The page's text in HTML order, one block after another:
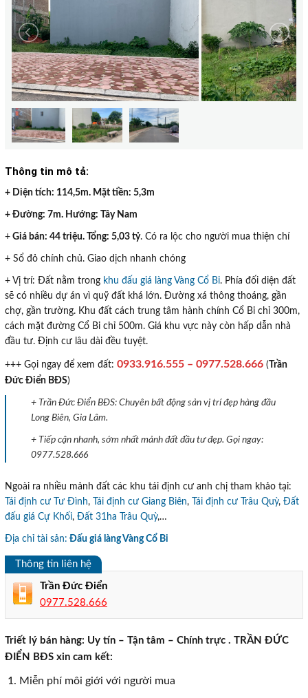
Thông tin mô tả:
+ Diện tích: 114,5m. Mặt tiền: 5,3m
+ Đường: 7m. Hướng: Tây Nam
+ Giá bán: 44 triệu. Tổng: 5,03 tỷ. Có ra lộc cho người mua thiện chí
+ Sổ đỏ chính chủ. Giao dịch nhanh chóng
+ Vị trí: Đất nằm trong khu đấu giá làng Vàng Cổ Bi. Phía đối diện đất
sẽ có nhiều dự án vì quỹ đất khá lớn. Đường xá thông thoáng, gần
chợ, gần trường. Khu đất cách trung tâm hành chính Cổ Bi chỉ 300m,
cách mặt đường Cổ Bi chỉ 500m. Giá khu vực này còn hấp dẫn nhà
đầu tư. Định cư lâu dài đều tuyệt.
+++ Gọi ngay để xem đất: 0933.916.555 – 0977.528.666 ( Trần
Đức Điển BĐS)
+ Trần Đức Điển BĐS: Chuyên bất động sản vị trí đẹp hàng đầu
Long Biên, Gia Lâm.
+ Tiếp cận nhanh, sớm nhất mảnh đất đầu tư đẹp. Gọi ngay:
0977.528.666
Ngoài ra nhiều mảnh đất các khu tái định cư anh chị tham khảo tại:
Tái định cư Tư Đình, Tái định cư Giang Biên, Tái định cư Trâu Quỳ, Đất
đấu giá Cự Khối, Đất 31ha Trâu Quỳ,…
Địa chỉ tài sản: Đấu giá làng Vàng Cổ Bi
Thông tin liên hệ
Trần Đức Điển
0977.528.666
Triết lý bán hàng: Uy tín – Tận tâm – Chính trực . TRẦN ĐỨC
ĐIỂN BĐS xin cam kết:
Miễn phí môi giới với người mua